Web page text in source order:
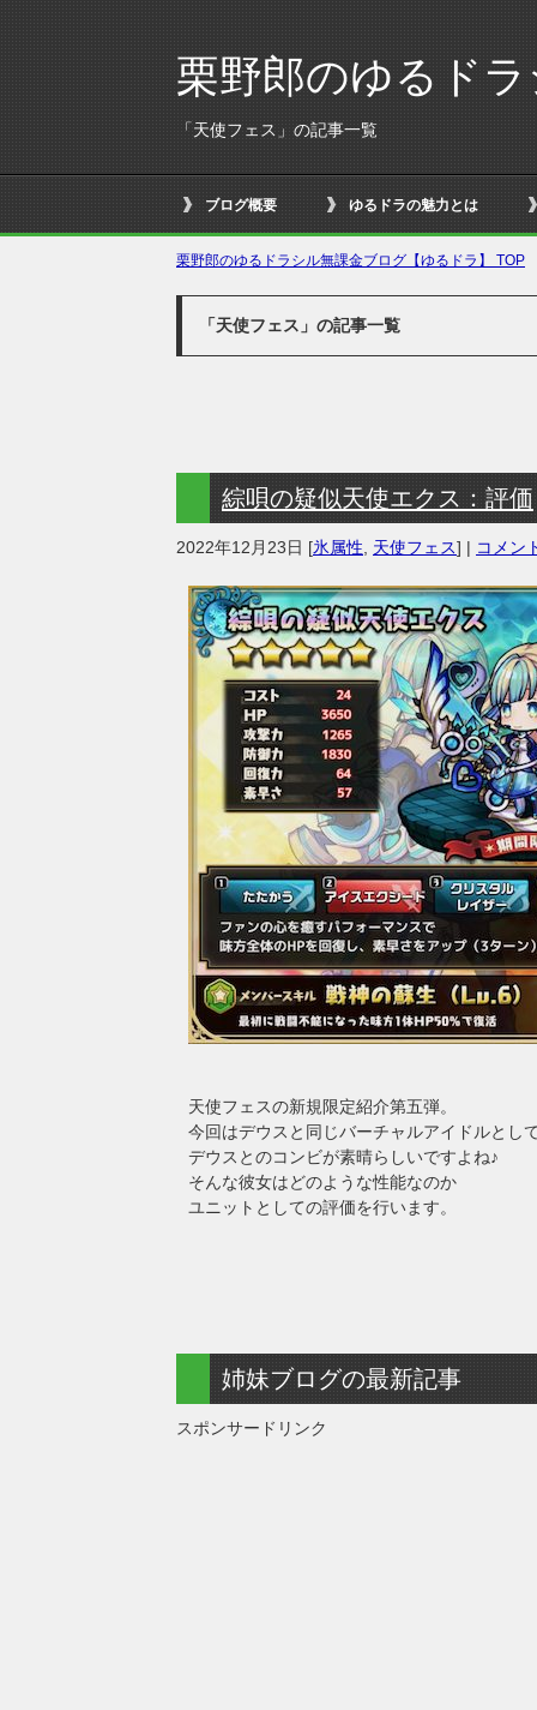
栗野郎のゆるド
「天使フェス」の記事一覧
ブログ概要 ゆるドラの魅力とは
栗野郎のゆるドラシル無課金ブログ【ゆるドラ】 TOP
「天使フェス」の記事一覧
綜唄の疑似天使エクス：評価
2022年12月23日 [氷属性 天使フェス] | コメン
天使フェスの新規限定紹介第五弾。
今回はデウスと同じバーチャルアイドルとし
デウスとのコンビが素晴らしいですよね♪
そんな彼女はどのような性能なのか
ユニットとしての評価を行います。
姉妹ブログの最新記事
スポンサードリンク